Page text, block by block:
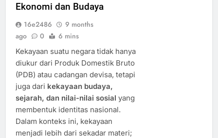
Ekonomi dan Budaya
16e2486
9 months
ago
0 6 mins
Kekayaan suatu negara tidak hanya
diukur dari Produk Domestik Bruto
(PDB) atau cadangan devisa, tetapi
juga dari kekayaan budaya,
sejarah, dan nilai-nilai sosial yang
membentuk identitas nasional.
Dalam konteks ini, kekayaan
menjadi lebih dari sekadar materi;